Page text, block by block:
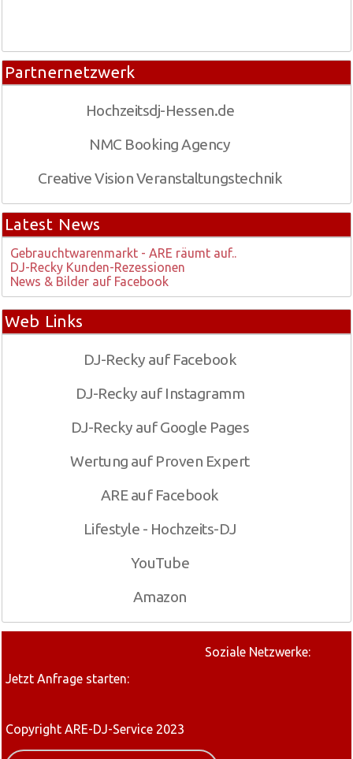
Partnernetzwerk
Hochzeitsdj-Hessen.de
NMC Booking Agency
Creative Vision Veranstaltungstechnik
Latest News
Gebrauchtwarenmarkt - ARE räumt auf..
DJ-Recky Kunden-Rezessionen
News & Bilder auf Facebook
Web Links
DJ-Recky auf Facebook
DJ-Recky auf Instagramm
DJ-Recky auf Google Pages
Wertung auf Proven Expert
ARE auf Facebook
Lifestyle - Hochzeits-DJ
YouTube
Amazon
Soziale Netzwerke:
Jetzt Anfrage starten:
Copyright ARE-DJ-Service 2023